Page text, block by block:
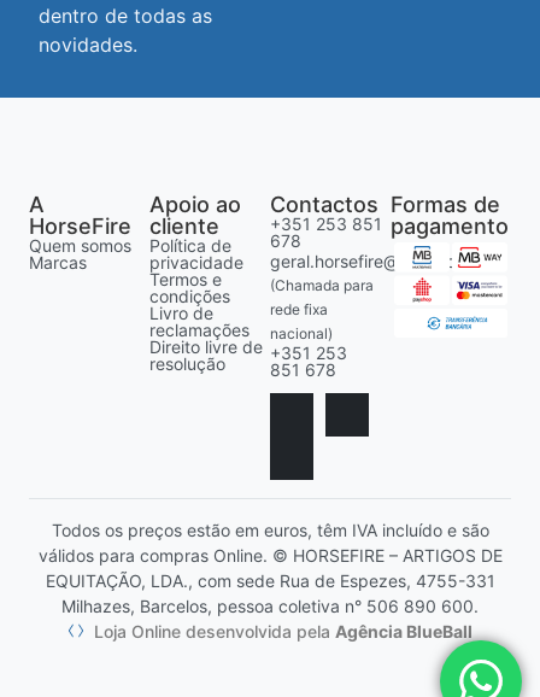
dentro de todas as
novidades.
A
HorseFire
Quem somos
Marcas
Apoio ao
cliente
Política de
privacidade
Termos e
condições
Livro de
reclamações
Direito livre de
resolução
Contactos
+351 253 851
678
geral.horsefire@gmail.com
(Chamada para
rede fixa
nacional)
+351 253
851 678
Formas de
pagamento
Todos os preços estão em euros, têm IVA incluído e são
válidos para compras Online. © HORSEFIRE – ARTIGOS DE
EQUITAÇÃO, LDA., com sede Rua de Espezes, 4755-331
Milhazes, Barcelos, pessoa coletiva n° 506 890 600.
Loja Online desenvolvida pela Agência BlueBall